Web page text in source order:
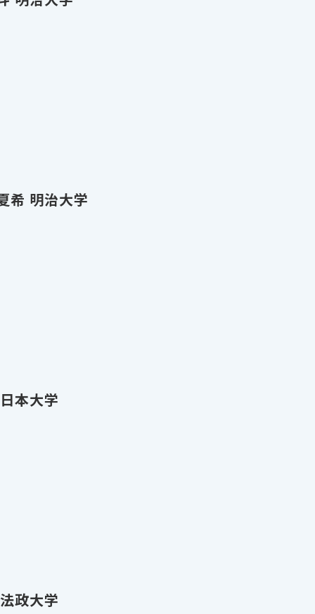
希 明治大学
本大学
政大学